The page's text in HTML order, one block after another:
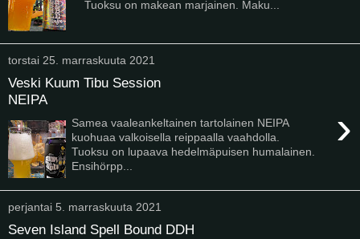
Tuoksu on makean marjainen. Maku...
torstai 25. marraskuuta 2021
Veski Kuum Tibu Session
NEIPA
›
Samea vaaleankeltainen tartolainen NEIPA
kuohuaa valkoisella reippaalla vaahdolla.
Tuoksu on lupaava hedelmäpuisen humalainen.
Ensihörpp...
perjantai 5. marraskuuta 2021
Seven Island Spell Bound DDH